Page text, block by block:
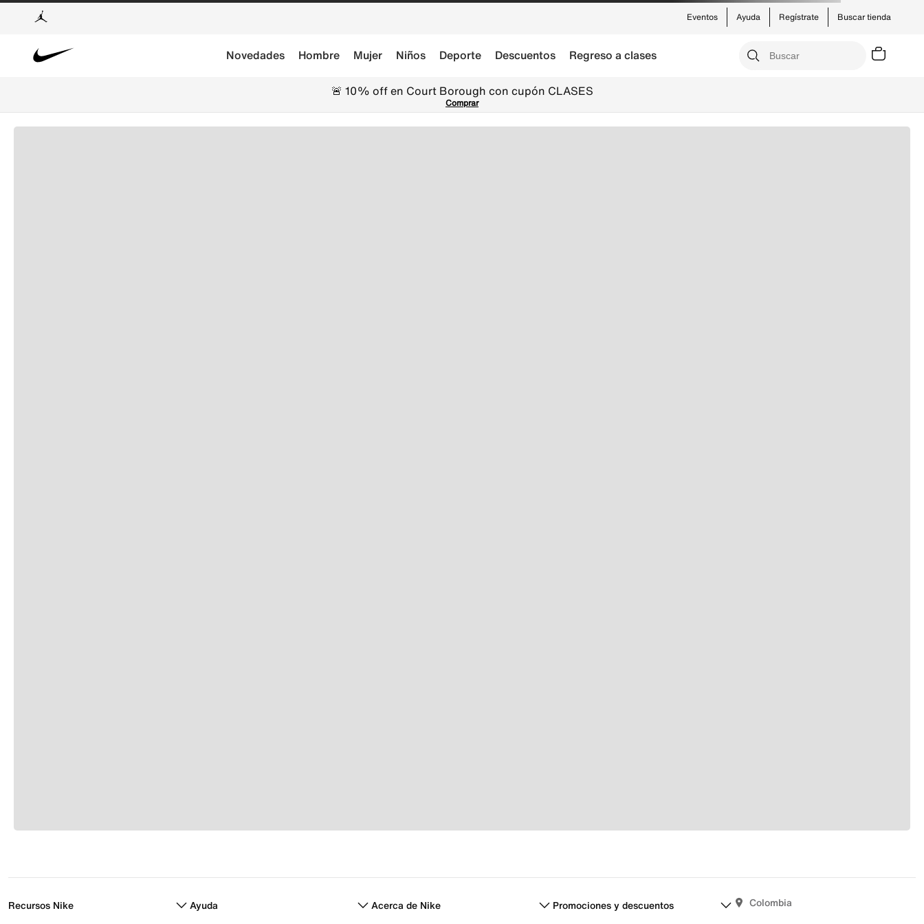
Buscar tienda
Ayuda Regístrate
Eventos
Novedades Hombre Mujer Niños Deporte Descuentos Regreso a clases
🚨 10% off en Court Borough con cupón CLASES
Comprar
Recursos Nike Ayuda Acerca de Nike Promociones y descuentos Colombia